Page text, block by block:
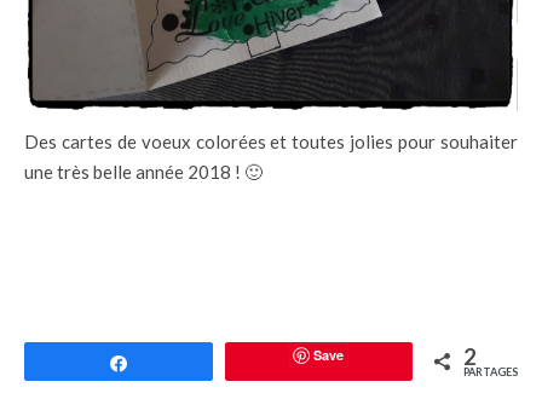
Des cartes de voeux colorées et toutes jolies pour souhaiter
une très belle année 2018 ! 🙂
Save 2
PARTAGES